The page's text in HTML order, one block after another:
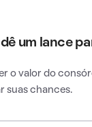
um lance
o valor do
suas chances.